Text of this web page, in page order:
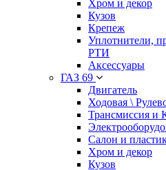
Хром и декор
Кузов
Крепеж
Уплотнители,
РТИ
Аксессуары
ГАЗ 69
Двигатель
Ходовая \
Трансмиссия и
Салон и
Хром и декор
Кузов